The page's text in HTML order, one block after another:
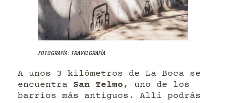
Fotografía: Travelgrafía
A unos 3 kilómetros de La Boca se
encuentra San Telmo , uno de los
barrios más antiguos. Allí podrás